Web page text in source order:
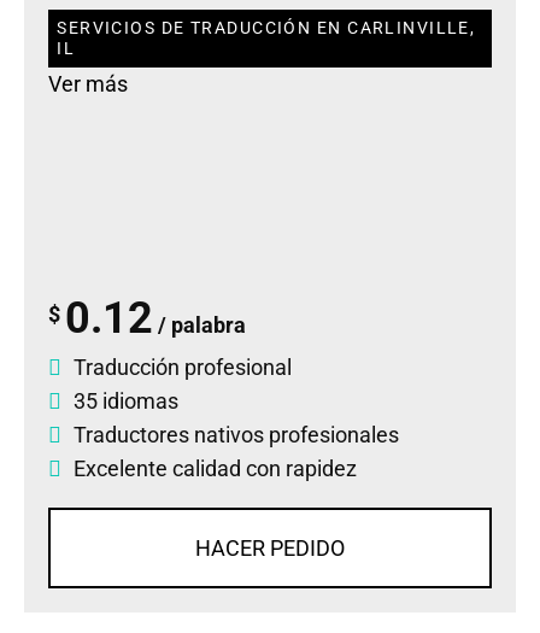
SERVICIOS DE TRADUCCIÓN EN CARLINVILLE,
IL
Ver más
$ 0.12 / palabra
Traducción profesional
35 idiomas
Traductores nativos profesionales
Excelente calidad con rapidez
HACER PEDIDO